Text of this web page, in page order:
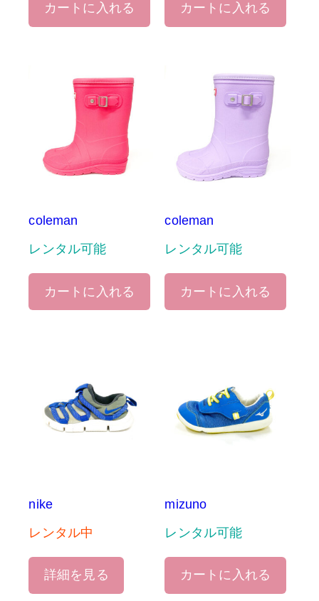
カートに入れる カートに入れる
coleman
レンタル可能
カートに入れる
coleman
レンタル可能
カートに入れる
nike
レンタル中
詳細を見る
mizuno
レンタル可能
カートに入れる